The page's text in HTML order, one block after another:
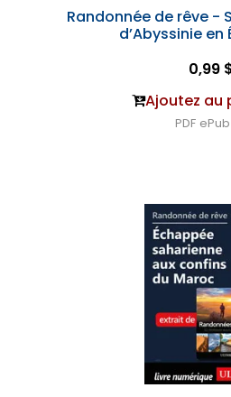
Randonnée de rêve -
d’Abyssinie en
0,99
Ajoutez au
PDF ePub